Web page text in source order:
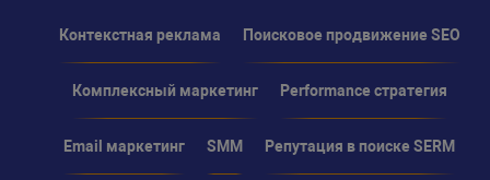
Контекстная реклама Поисковое продвижение SEO
Комплексный маркетинг Performance стратегия
Email маркетинг SMM Репутация в поиске SERM